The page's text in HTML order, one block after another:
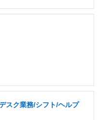
スク業務/シフト/ヘルプ